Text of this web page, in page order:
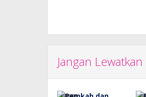
Jangan Lewatkan